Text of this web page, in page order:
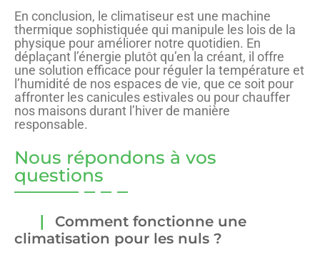
En conclusion, le climatiseur est une machine
thermique sophistiquée qui manipule les lois de la
physique pour améliorer notre quotidien. En
déplaçant l’énergie plutôt qu’en la créant, il offre
une solution efficace pour réguler la température et
l’humidité de nos espaces de vie, que ce soit pour
affronter les canicules estivales ou pour chauffer
nos maisons durant l’hiver de manière
responsable.
Nous répondons à vos
questions
Comment fonctionne une
climatisation pour les nuls ?